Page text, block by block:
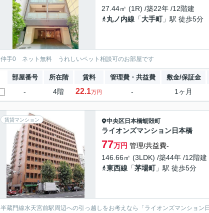
27.44㎡ (1R) /築22年 /12階建
丸ノ内線 「大手町」駅 徒歩5分
仲手0 ネット無料 うれしいペット相談可のお部屋です
部屋番号 所在階 賃料 管理費・共益費 敷金/保証金
- 4階 22.1万円 - 1ヶ月
賃貸マンション 中央区 日本橋蛎殻町
ライオンズマンション日本橋
77万円 管理/共益費-
146.66㎡ (3LDK) /築44年 /12階建
東西線 「茅場町」駅 徒歩5分
半蔵門線水天宮前駅周辺への引っ越しをお考えなら「ライオンズマンショ